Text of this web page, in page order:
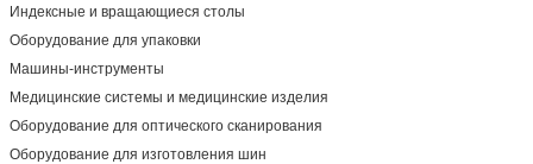
Индексные и вращающиеся столы
Оборудование для упаковки
Машины-инструменты
Медицинские системы и медицинские изделия
Оборудование для оптического сканирования
Оборудование для изготовления шин